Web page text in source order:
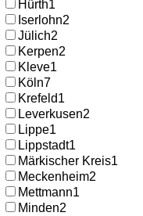
Hürth1
Iserlohn2
Jülich2
Kerpen2
Kleve1
Köln7
Krefeld1
Leverkusen2
Lippe1
Lippstadt1
Märkischer Kreis1
Meckenheim2
Mettmann1
Minden2